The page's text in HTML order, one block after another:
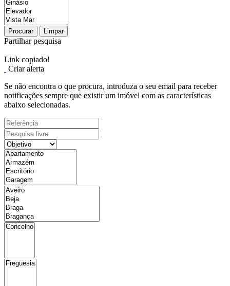
Procurar Limpar
Partilhar pesquisa
Link copiado!
Criar alerta
Se não encontra o que procura, introduza o seu email para receber
notificações sempre que existir um imóvel com as características
abaixo selecionadas.